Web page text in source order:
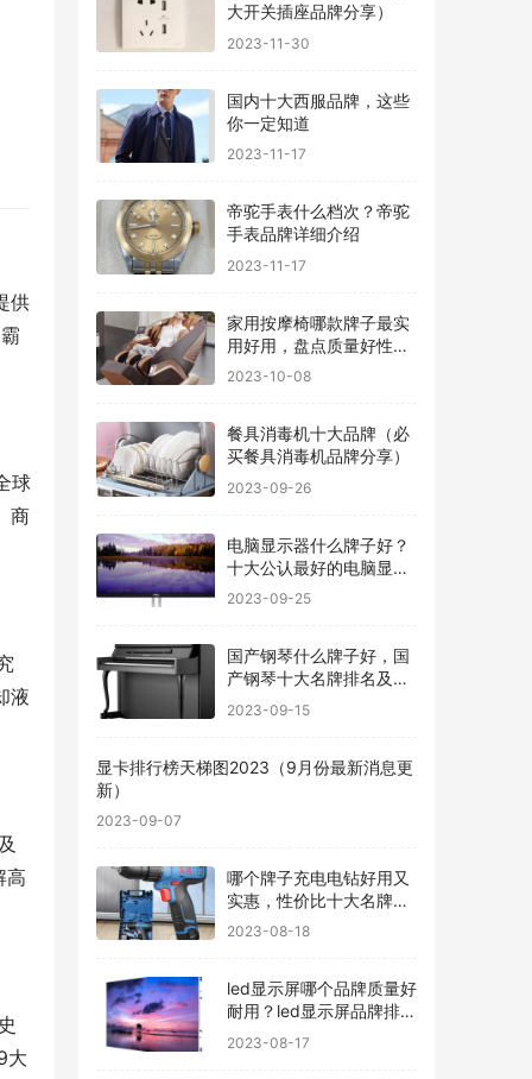
供
球
商
液
高
大
大开关插座品牌分享）
2023-11-30
国内十大西服品牌，这些
你一定知道
2023-11-17
帝驼手表什么档次？帝驼
手表品牌详细介绍
2023-11-17
家用按摩椅哪款牌子最实
用好用，盘点质量好性价
比高的品牌
2023-10-08
餐具消毒机十大品牌（必
买餐具消毒机品牌分享）
2023-09-26
电脑显示器什么牌子好？
十大公认最好的电脑显示
器
2023-09-25
国产钢琴什么牌子好，国
产钢琴十大名牌排名及价
格
2023-09-15
显卡排行榜天梯图2023（9月份最新消息更
新）
2023-09-07
哪个牌子充电电钻好用又
实惠，性价比十大名牌充
电电钻排名
2023-08-18
led显示屏哪个品牌质量好
耐用？led显示屏品牌排行
前十名
2023-08-17